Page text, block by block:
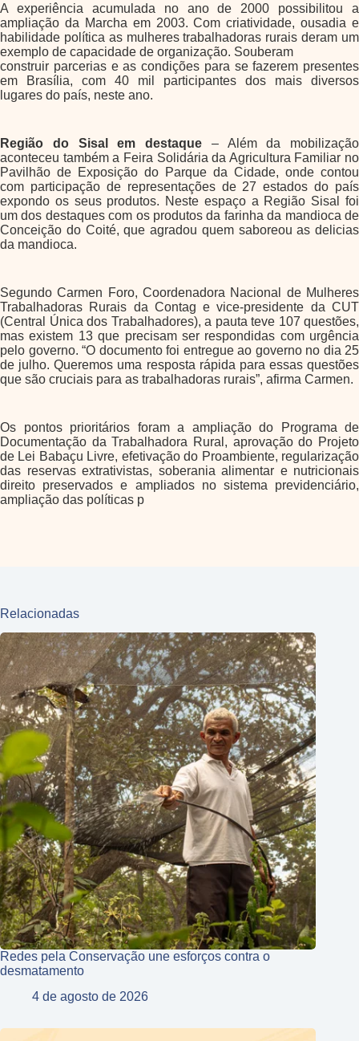
A experiência acumulada no ano de 2000 possibilitou a
ampliação da Marcha em 2003. Com criatividade, ousadia e
habilidade política as mulheres trabalhadoras rurais deram um
exemplo de capacidade de organização. Souberam
construir parcerias e as condições para se fazerem presentes
em Brasília, com 40 mil participantes dos mais diversos
lugares do país, neste ano.
Região do Sisal em destaque – Além da mobilização
aconteceu também a Feira Solidária da Agricultura Familiar no
Pavilhão de Exposição do Parque da Cidade, onde contou
com participação de representações de 27 estados do país
expondo os seus produtos. Neste espaço a Região Sisal foi
um dos destaques com os produtos da farinha da mandioca de
Conceição do Coité, que agradou quem saboreou as delicias
da mandioca.
Segundo Carmen Foro, Coordenadora Nacional de Mulheres
Trabalhadoras Rurais da Contag e vice-presidente da CUT
(Central Única dos Trabalhadores), a pauta teve 107 questões,
mas existem 13 que precisam ser respondidas com urgência
pelo governo. “O documento foi entregue ao governo no dia 25
de julho. Queremos uma resposta rápida para essas questões
que são cruciais para as trabalhadoras rurais”, afirma Carmen.
Os pontos prioritários foram a ampliação do Programa de
Documentação da Trabalhadora Rural, aprovação do Projeto
de Lei Babaçu Livre, efetivação do Proambiente, regularização
das reservas extrativistas, soberania alimentar e nutricionais
direito preservados e ampliados no sistema previdenciário,
ampliação das políticas p
Relacionadas
Redes pela Conservação une esforços contra o
desmatamento
4 de agosto de 2026